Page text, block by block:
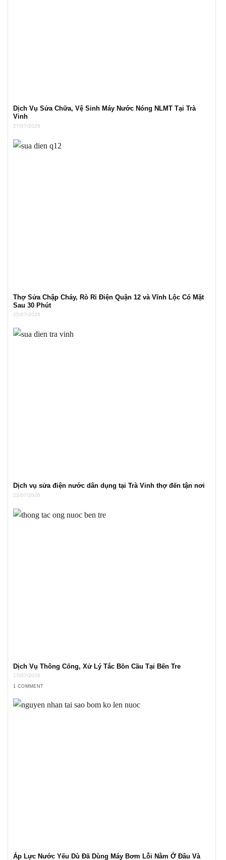
Dịch Vụ Sửa Chữa, Vệ Sinh Máy Nước Nóng NLMT Tại Trà
Vinh
27/07/2026
Thợ Sửa Chập Cháy, Rò Rỉ Điện Quận 12 và Vĩnh Lộc Có Mặt
Sau 30 Phút
25/07/2026
Dịch vụ sửa điện nước dân dụng tại Trà Vinh thợ đến tận nơi
22/07/2026
Dịch Vụ Thông Cống, Xử Lý Tắc Bồn Cầu Tại Bến Tre
17/07/2026
1 COMMENT
Áp Lực Nước Yếu Dù Đã Dùng Máy Bơm Lỗi Nằm Ở Đâu Và